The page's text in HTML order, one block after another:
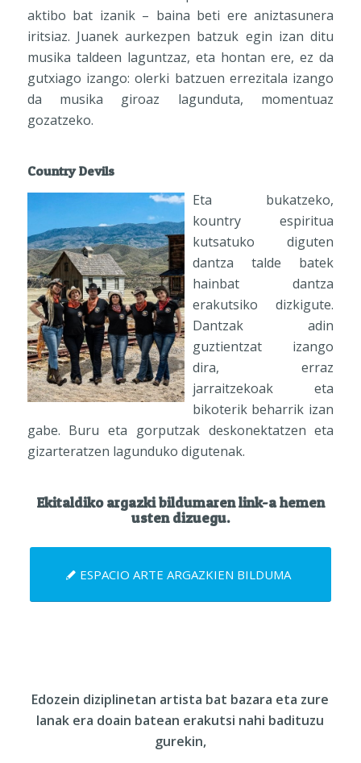
aktibo bat izanik – baina beti ere aniztasunera
iritsiaz. Juanek aurkezpen batzuk egin izan ditu
musika taldeen laguntzaz, eta hontan ere, ez da
gutxiago izango: olerki batzuen errezitala izango
da musika giroaz lagunduta, momentuaz
gozatzeko.
Country Devils
Eta bukatzeko,
kountry espiritua
kutsatuko diguten
dantza talde batek
hainbat dantza
erakutsiko dizkigute.
Dantzak adin
guztientzat izango
dira, erraz
jarraitzekoak eta
bikoterik beharrik izan
gabe. Buru eta gorputzak deskonektatzen eta
gizarteratzen lagunduko digutenak.
Ekitaldiko argazki bildumaren link-a hemen
usten dizuegu.
ESPACIO ARTE ARGAZKIEN BILDUMA
Edozein diziplinetan artista bat bazara eta zure
lanak era doain batean erakutsi nahi badituzu
gurekin,